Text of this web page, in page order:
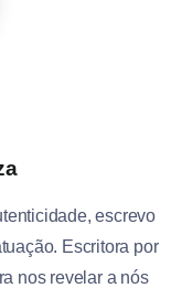
escrevo
Escritora por
nos revelar a nós